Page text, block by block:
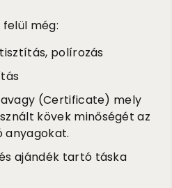
felül még:
polírozás
(Certificate) mely
kövek minőségét az
anyagokat.
ajándék tartó táska